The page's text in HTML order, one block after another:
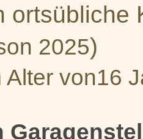
ortsübliche
2025)
Alter von16